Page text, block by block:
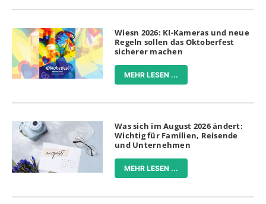
Wiesn 2026: KI-Kameras und neue
Regeln sollen das Oktoberfest
sicherer machen
MEHR LESEN ...
Was sich im August 2026 ändert:
Wichtig für Familien, Reisende
und Unternehmen
MEHR LESEN ...